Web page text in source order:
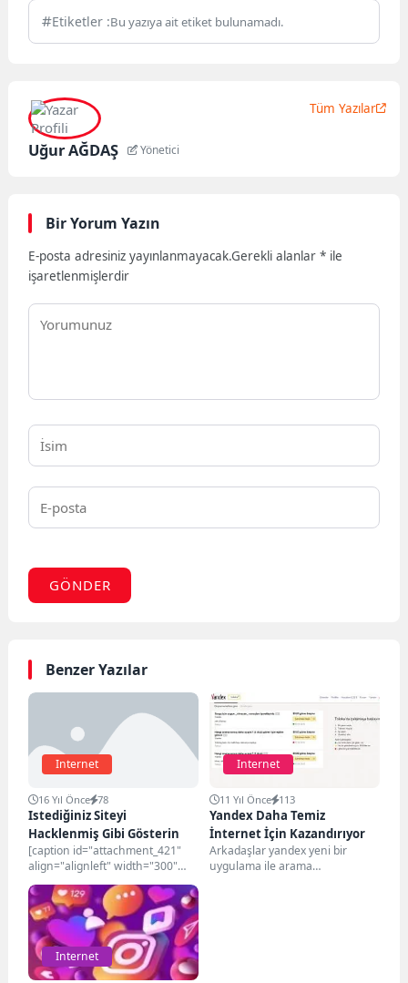
Etiketler :Bu yazıya ait etiket bulunamadı.
Uğur AĞDAŞ Yönetici
Tüm Yazılar
Bir Yorum Yazın
E-posta adresiniz yayınlanmayacak.Gerekli alanlar* ile
işaretlenmişlerdir
GÖNDER
Benzer Yazılar
Internet
16 Yıl Önce 78
Istediğiniz Siteyi
Hacklenmiş Gibi Gösterin
[caption id="attachment_421"
align="alignleft" width="300"
caption="Kolay-Hack"][/caption]
Başlığı yanlış okumadınız…
Facebook, Google, YouTube,
Twitter v.s bütün siteleri...
Internet
11 Yıl Önce 113
Yandex Daha Temiz
İnternet İçin Kazandırıyor
Arkadaşlar yandex yeni bir
uygulama ile arama
Internet